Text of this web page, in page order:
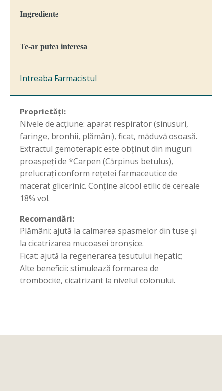
Ingrediente
Te-ar putea interesa
Intreaba Farmacistul
Proprietăți:
Nivele de acţiune: aparat respirator (sinusuri,
faringe, bronhii, plămâni), ficat, măduvă osoasă.
Extractul gemoterapic este obţinut din muguri
proaspeţi de *Carpen (Cărpinus betulus),
prelucraţi conform reţetei farmaceutice de
macerat glicerinic. Conţine alcool etilic de cereale
18% vol.
Recomandări:
Plămâni: ajută la calmarea spasmelor din tuse şi
la cicatrizarea mucoasei bronşice.
Ficat: ajută la regenerarea ţesutului hepatic;
Alte beneficii: stimulează formarea de
trombocite, cicatrizant la nivelul colonului.